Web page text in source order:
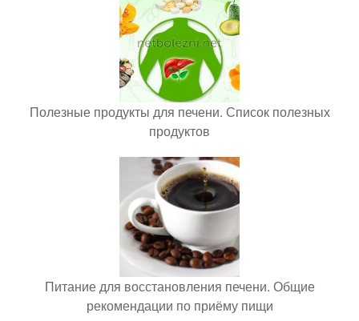
Полезные продукты для печени. Список полезных
продуктов
Питание для восстановления печени. Общие
рекомендации по приёму пищи